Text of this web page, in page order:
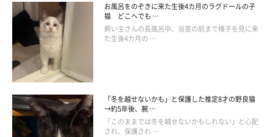
お風呂をのぞきに来た生後4カ月のラグドールの子
猫 どこへでも …
飼い主さんの長風呂中、浴室の前まで様子を見に来
た生後4カ月の …
「冬を越せないかも」と保護した推定8才の野良猫
→約5年後、腕 …
「このままでは冬を越せないかもしれない」と心配
され、保護され …